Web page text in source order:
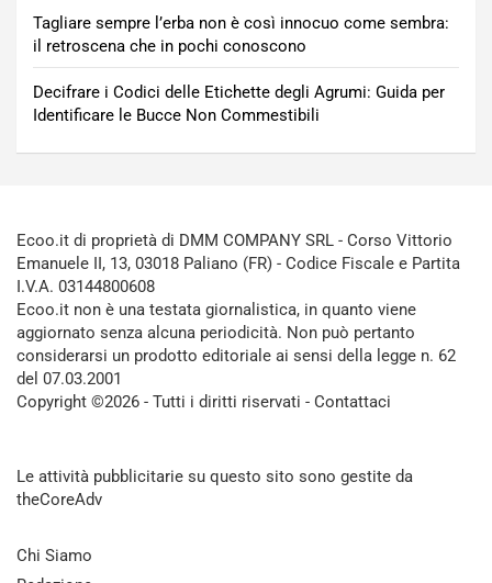
Tagliare sempre l’erba non è così innocuo come sembra:
il retroscena che in pochi conoscono
Decifrare i Codici delle Etichette degli Agrumi: Guida per
Identificare le Bucce Non Commestibili
Ecoo.it di proprietà di DMM COMPANY SRL - Corso Vittorio
Emanuele II, 13, 03018 Paliano (FR) - Codice Fiscale e Partita
I.V.A. 03144800608
Ecoo.it non è una testata giornalistica, in quanto viene
aggiornato senza alcuna periodicità. Non può pertanto
considerarsi un prodotto editoriale ai sensi della legge n. 62
del 07.03.2001
Copyright ©2026 - Tutti i diritti riservati - Contattaci
Le attività pubblicitarie su questo sito sono gestite da
theCoreAdv
Chi Siamo